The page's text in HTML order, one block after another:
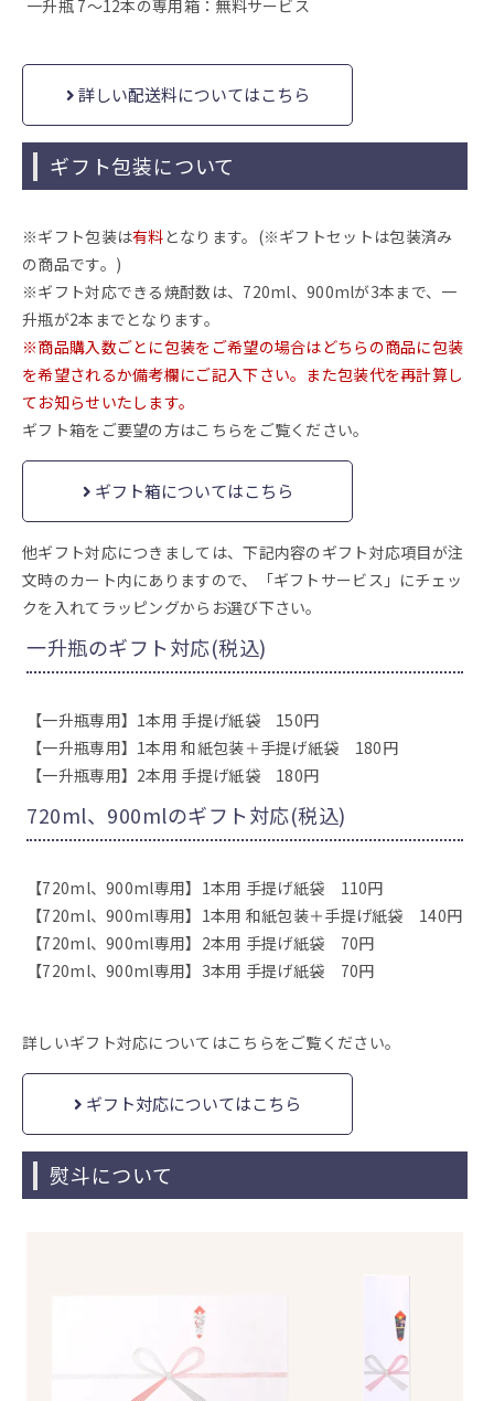
一升瓶 7～12本の専用箱：無料サービス
詳しい配送料についてはこちら
ギフト包装について
※ギフト包装は有料 となります。(※ギフトセットは包装済み
の商品です。)
※ギフト対応できる焼酎数は、720ml、900mlが3本まで、一
升瓶が2本までとなります。
※商品購入数ごとに包装をご希望の場合はどちらの商品に包装
を希望されるか備考欄にご記入下さい。また包装代を再計算し
てお知らせいたします。
ギフト箱をご要望の方はこちらをご覧ください。
ギフト箱についてはこちら
他ギフト対応につきましては、下記内容のギフト対応項目が注
文時のカート内にありますので、「ギフトサービス」にチェッ
クを入れてラッピングからお選び下さい。
一升瓶のギフト対応(税込)
【一升瓶専用】1本用 手提げ紙袋 150円
【一升瓶専用】1本用 和紙包装＋手提げ紙袋 180円
【一升瓶専用】2本用 手提げ紙袋 180円
720ml、900mlのギフト対応(税込)
【720ml、900ml専用】1本用 手提げ紙袋 110円
【720ml、900ml専用】1本用 和紙包装＋手提げ紙袋 140円
【720ml、900ml専用】2本用 手提げ紙袋 70円
【720ml、900ml専用】3本用 手提げ紙袋 70円
詳しいギフト対応についてはこちらをご覧ください。
ギフト対応についてはこちら
熨斗について